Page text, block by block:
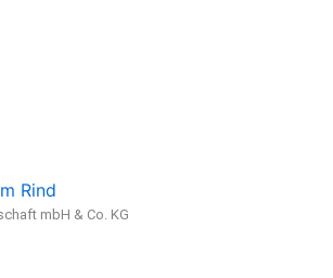
Rind
mbH & Co. KG